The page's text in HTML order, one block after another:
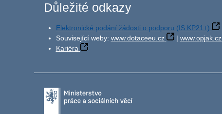
Důležité odkazy
Elektronické podání žádosti o podporu (IS KP21+)
Související weby: www.dotaceeu.cz | www.opjak.cz
Kariéra